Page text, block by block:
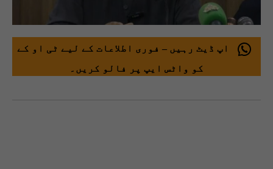
اپ ڈیٹ رہیں – فوری اطلاعات کے لیے ٹی او کے
کو واٹس ایپ پر فالو کریں۔